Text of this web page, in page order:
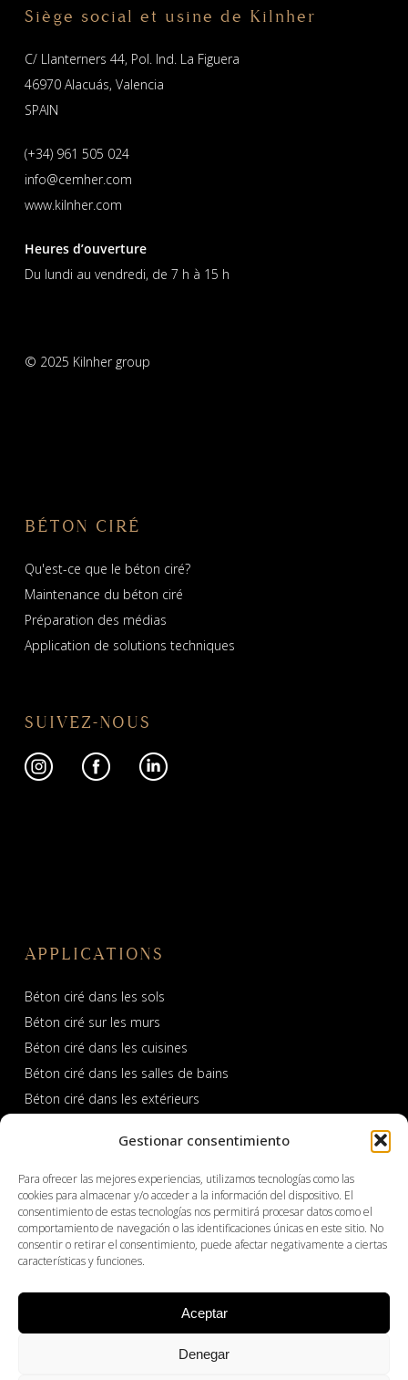
Gestionar consentimiento
Para ofrecer las mejores experiencias, utilizamos tecnologías como las
cookies para almacenar y/o acceder a la información del dispositivo. El
consentimiento de estas tecnologías nos permitirá procesar datos como el
comportamiento de navegación o las identificaciones únicas en este sitio. No
consentir o retirar el consentimiento, puede afectar negativamente a ciertas
características y funciones.
Aceptar
Denegar
Siège social et usine de Kilnher
C/ Llanterners 44, Pol. Ind. La Figuera
46970 Alacuás, Valencia
SPAIN
(+34) 961 505 024
info@cemher.com
www.kilnher.com
Heures d’ouverture
Du lundi au vendredi, de 7 h à 15 h
© 2025 Kilnher group
BÉTON CIRÉ
Qu'est-ce que le béton ciré?
Maintenance du béton ciré
Préparation des médias
Application de solutions techniques
SUIVEZ-NOUS
APPLICATIONS
Béton ciré dans les sols
Béton ciré sur les murs
Béton ciré dans les cuisines
Béton ciré dans les salles de bains
Béton ciré dans les extérieurs
PROFESSIONNEL
Produits